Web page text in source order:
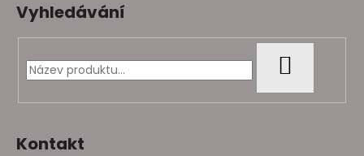
Vyhledávání
Kontakt